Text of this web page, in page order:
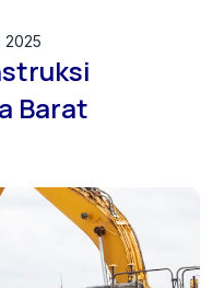
2025
Barat